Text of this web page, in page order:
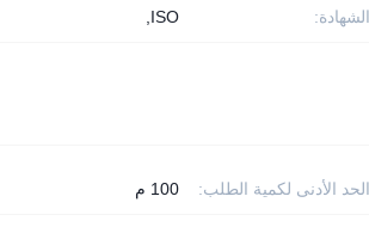
الشهادة: ISO,
الحد الأدنى لكمية الطلب: 100 م